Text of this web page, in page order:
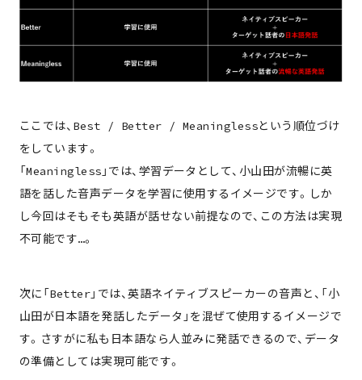
ここでは、Best / Better / Meaninglessという順位づけ
をしています。
「Meaningless」では、学習データとして、小山田が流暢に英
語を話した音声データを学習に使用するイメージです。しか
し今回はそもそも英語が話せない前提なので、この方法は実現
不可能です…。
次に「Better」では、英語ネイティブスピーカーの音声と、「小
山田が日本語を発話したデータ」を混ぜて使用するイメージで
す。さすがに私も日本語なら人並みに発話できるので、データ
の準備としては実現可能です。